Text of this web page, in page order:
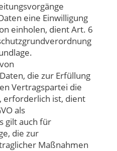
eine Einwilligung
einholen, dient Art. 6
die zur Erfüllung
Vertragspartei die
erforderlich ist, dient
als
gilt auch für
die zur
Maßnahmen